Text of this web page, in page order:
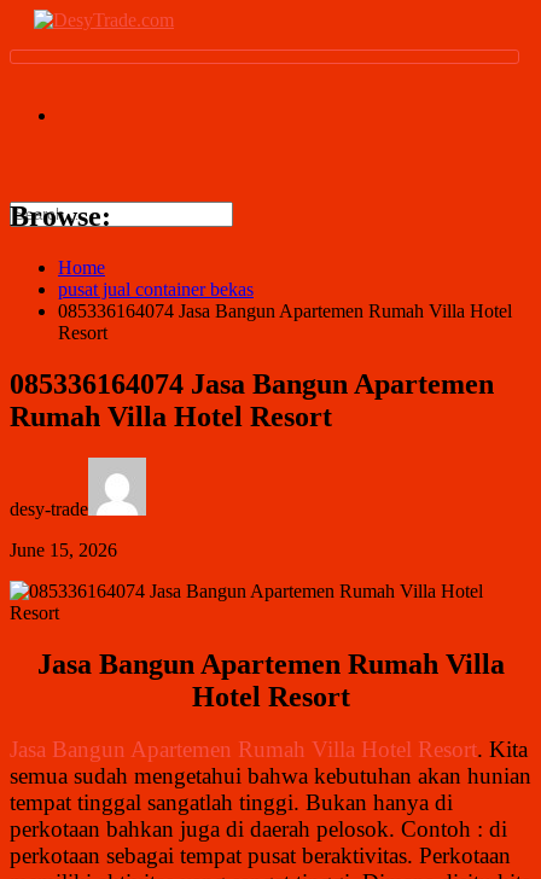
Browse:
Home
pusat jual container bekas
085336164074 Jasa Bangun Apartemen Rumah Villa Hotel
Resort
085336164074 Jasa Bangun Apartemen
Rumah Villa Hotel Resort
desy-trade
June 15, 2026
Jasa Bangun Apartemen Rumah Villa
Hotel Resort
Jasa Bangun Apartemen Rumah Villa Hotel Resort. Kita
semua sudah mengetahui bahwa kebutuhan akan hunian
tempat tinggal sangatlah tinggi. Bukan hanya di
perkotaan bahkan juga di daerah pelosok. Contoh : di
perkotaan sebagai tempat pusat beraktivitas. Perkotaan